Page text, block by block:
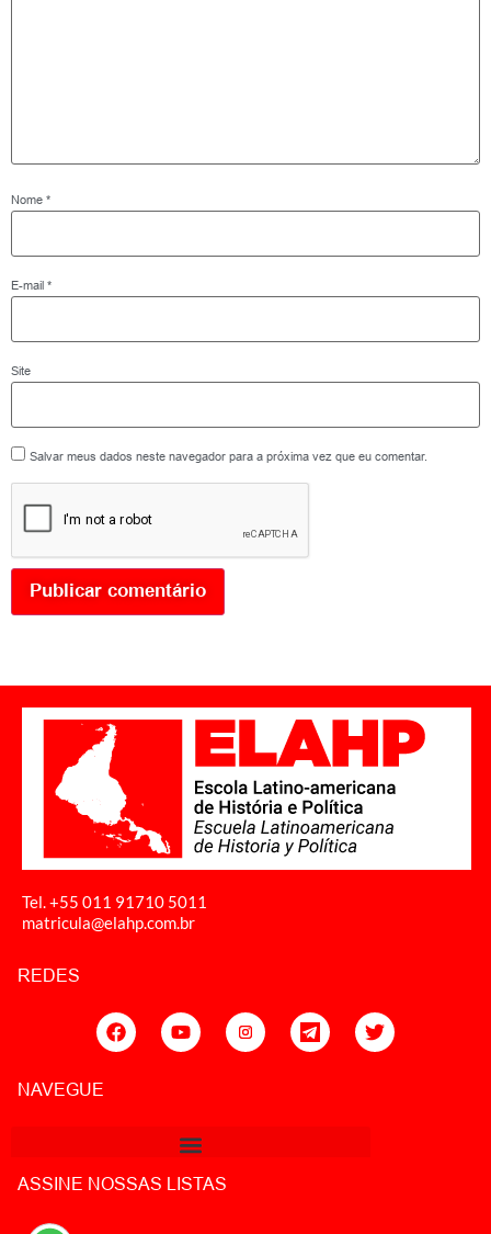
Nome *
E-mail *
Site
Salvar meus dados neste navegador para a próxima vez que eu comentar.
Tel. +55 011 91710 5011
matricula@elahp.com.br
REDES
NAVEGUE
ASSINE NOSSAS LISTAS